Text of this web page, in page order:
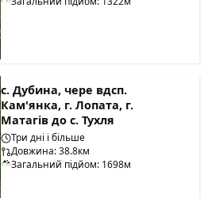
с. Дубина, чере вдсп.
Кам'янка, г. Лопата, г.
Матагів до с. Тухля
Три дні і більше
Довжина: 38.8км
Загальний підйом: 1698м